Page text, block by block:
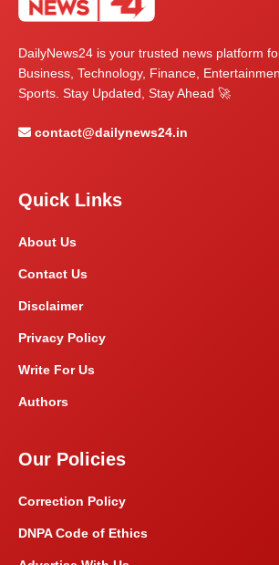
DailyNews24 is your trusted news platform
Business, Technology, Finance,
Sports. Stay Updated, Stay Ahead 🚀
contact@dailynews24.in
Quick Links
About Us
Contact Us
Disclaimer
Privacy Policy
Write For Us
Authors
Our Policies
Correction Policy
DNPA Code of Ethics